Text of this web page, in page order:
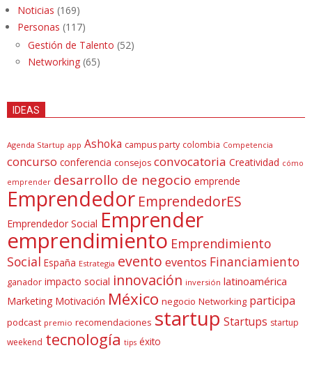
Noticias (169)
Personas (117)
Gestión de Talento (52)
Networking (65)
IDEAS
Agenda Startup app Ashoka campus party colombia Competencia
concurso conferencia consejos convocatoria Creatividad cómo
emprender desarrollo de negocio emprende
Emprendedor EmprendedorES
Emprendedor Social Emprender
emprendimiento Emprendimiento
Social España Estrategia evento eventos Financiamiento
ganador impacto social innovación inversión latinoamérica
Marketing Motivación México negocio Networking participa
podcast premio recomendaciones startup Startups startup
weekend tecnología tips éxito